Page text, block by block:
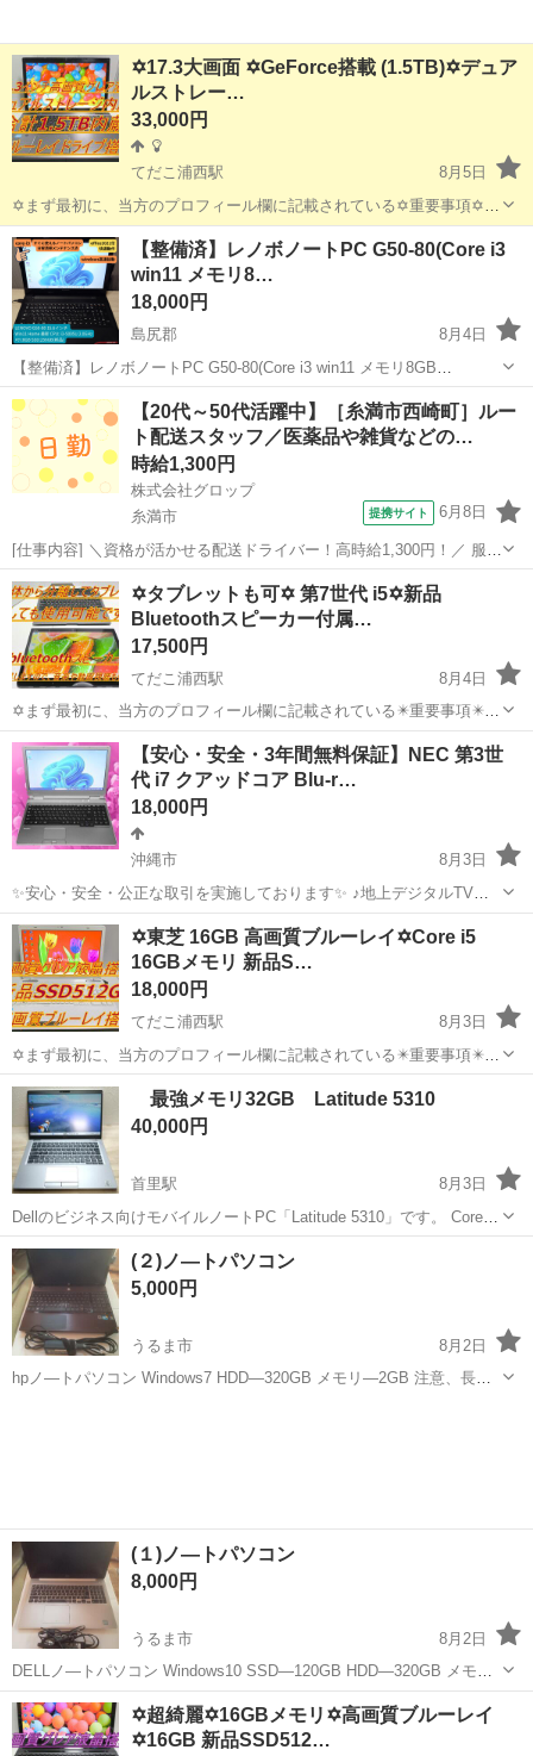
✡️17.3大画面 ✡️GeForce搭載 (1.5TB)✡️デュア
ルストレー…
33,000円
てだこ浦西駅
8月5日
✡️まず最初に、当方のプロフィール欄に記載されている✡️重要事項✡️を
必ずご覧くださいますよう、お願いします。 ✡️地上デジタルTVチュー
ナーをおまけでプレゼントします✡️ ✡️テレビ番組をパソコンで視聴と
録画が可...
沖縄 沖縄市 てだこ浦西駅 ノートパソコン
【整備済】レノボノートPC G50-80(Core i3
win11 メモリ8…
18,000円
島尻郡
8月4日
【整備済】レノボノートPC G50-80(Core i3 win11 メモリ8GB
SSD256GB office2021) 日常作業から部活用、公民館用などの事務処理
まで快適にお使いいただける1台です Windows...
沖縄 島尻郡 ノートパソコン SSD
【20代～50代活躍中】［糸満市西崎町］ルー
ト配送スタッフ／医薬品や雑貨などの…
時給1,300円
株式会社グロップ
糸満市
提携サイト 6月8日
[仕事内容] ＼資格が活かせる配送ドライバー！高時給1,300円！／ 服装
自由で、動きやすいお好きな私服での勤務が可能です◎ 作業中に、い
つでも水分が補給できる働きやすい環境です。 【医薬品や雑貨の配送
ドライバー】 ...
沖縄 糸満市 工場
✡️タブレットも可✡️ 第7世代 i5✡新品
Bluetoothスピーカー付属…
17,500円
てだこ浦西駅
8月4日
✡️まず最初に、当方のプロフィール欄に記載されている✴️重要事項✴️を
必ずご覧くださいますよう、お願いします。 ✡️当方のパソコンに、興
味を持ってくださり、ありがとうございます。 ✴️ 常に購入者様の目線
に立...
沖縄 沖縄市 てだこ浦西駅 ノートパソコン
インストール
【安心・安全・3年間無料保証】NEC 第3世
代 i7 クアッドコア Blu-r…
18,000円
沖縄市
8月3日
✨安心・安全・公正な取引を実施しております✨ ♪地上デジタルTVチ
ューナー♪ ☑️テレビ番組をパソコンで観れる・撮れる！ ☑️電子番組表
対応！ 録画予約もＯＫ！ ☑️オプション 500円 *️⃣✴️取引場所は、...
沖縄 沖縄市 ノートパソコン 動画
✡️東芝 16GB 高画質ブルーレイ✡️Core i5
16GBメモリ 新品S…
18,000円
てだこ浦西駅
8月3日
✡️まず最初に、当方のプロフィール欄に記載されている✴️重要事項✴️を
必ずご覧くださいますよう、お願いします。 ✡️液晶パネルはビジネス
ノートに搭載されているノングレア液晶とは違い、高輝度でガラスの
ようにキラキラして...
沖縄 沖縄市 てだこ浦西駅
最強メモリ32GB Latitude 5310
40,000円
首里駅
8月3日
Dellのビジネス向けモバイルノートPC「Latitude 5310」です。 Core
i7・メモリ32GB・SSD512GB搭載の高性能モデルです。 資料作成、
事務作業、学習、在宅ワーク、日常使いなどにおすすめです。 ...
沖縄 島尻郡 ノートパソコン
(２)ノ―トパソコン
5,000円
うるま市
8月2日
hpノ―トパソコン Windows7 HDD―320GB メモリ―2GB 注意、長い
(１)ノ―トパソコン
8,000円
うるま市
8月2日
DELLノ―トパソコン Windows10 SSD―120GB HDD―320GB メモリ
―8GB 注意、立上げに手順があります 1.電源を入れて3枚目の写真画
面が出たらEnterを押す 2.4枚目の画面が出たらEnterを...
沖縄 うるま市 ノートパソコン
✡️超綺麗✡️16GBメモリ✡️高画質ブルーレイ
✡️16GB 新品SSD512…